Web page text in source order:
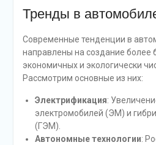
Тренды в
Современные тенденции в
направлены на создание более
экономичных и экологически
Рассмотрим основные из них:
Электрификация:
электромобилей (ЭМ) и
(ГЭМ).
Автономные технологии: